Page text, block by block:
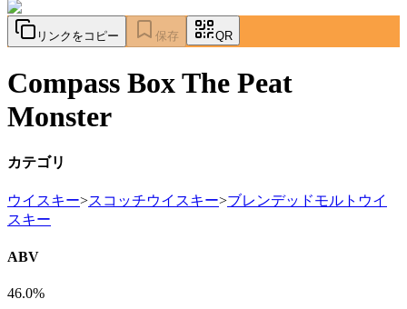
リンクをコピー 保存 QR
Compass Box The Peat
Monster
カテゴリ
ウイスキー>スコッチウイスキー>ブレンデッドモルトウイ
スキー
ABV
46.0%